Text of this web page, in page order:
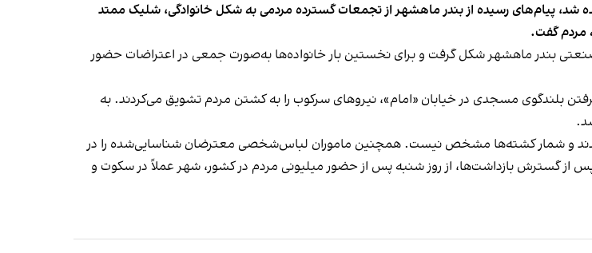
نیز کشیده شد، پیام‌های رسیده از بندر ماهشهر از تجمعات گسترده مردمی به شکل خانوادگی، شلیک ممتد
مردم گفت.
بندر ماهشهر شکل گرفت و برای نخستین بار خانواده‌ها به‌صورت جمعی در اعتراضات حضور
بلندگوی مسجدی در خیابان «امام»، نیروهای سرکوب را به کشتن مردم تشویق می‌کردند. به
و شمار کشته‌ها مشخص نیست. همچنین ماموران لباس‌شخصی معترضان شناسایی‌شده را در
از گسترش بازداشت‌ها، از روز شنبه پس از حضور میلیونی مردم در کشور، شهر عملاً در سکوت و